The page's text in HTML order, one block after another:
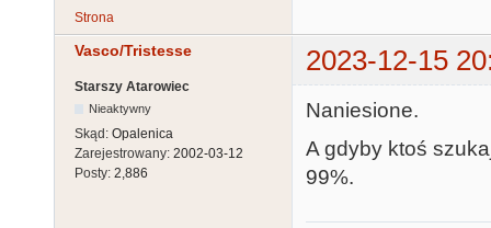
Strona
Vasco/Tristesse 2023-12-15
Starszy Atarowiec
Nieaktywny
Skąd: Opalenica
Zarejestrowany: 2002-03-12
Posty: 2,886
Naniesione.
A gdyby ktoś
99%.